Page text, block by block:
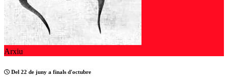
Arxiu
Del 22 de juny a finals d'octubre